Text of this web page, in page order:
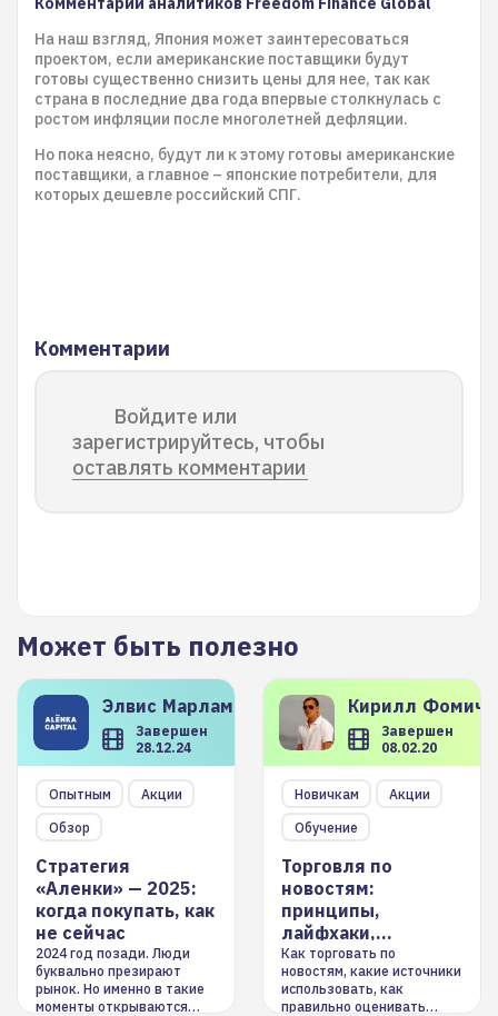
На наш взгляд, Япония может заинтересоваться
проектом, если американские поставщики будут
готовы существенно снизить цены для нее, так как
страна в последние два года впервые столкнулась с
ростом инфляции после многолетней дефляции.
Но пока неясно, будут ли к этому готовы американские
поставщики, а главное – японские потребители, для
которых дешевле российский СПГ.
Комментарии
Войдите или
зарегистрируйтесь, чтобы
оставлять комментарии
Может быть полезно
Элвис Марламов
Завершен
28.12.24
Опытным
Акции
Обзор
Стратегия
«Аленки» — 2025:
когда покупать, как
не сейчас
2024 год позади. Люди
буквально презирают
рынок. Но именно в такие
моменты открываются
Кирилл
Завершен
08.02.20
Новичкам
Акции
Обучение
Торговля по
новостям:
принципы,
лайфхаки,
инструменты
Как торговать по
новостям, какие источники
использовать, как
правильно оценивать